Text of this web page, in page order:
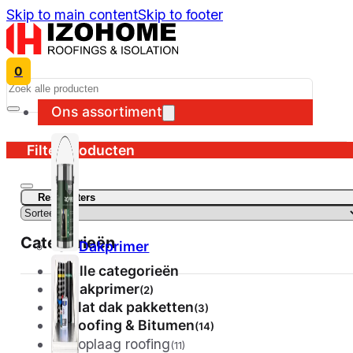
Skip to main contentSkip to footer
0
Ons assortiment
Dakprimer
Search
Filter producten
Reset filters
Categorieën
Alle categorieën
Dakprimer(2)
Plat dak pakketten(3)
Roofing & Bitumen(14)
Toplaag roofing(11)